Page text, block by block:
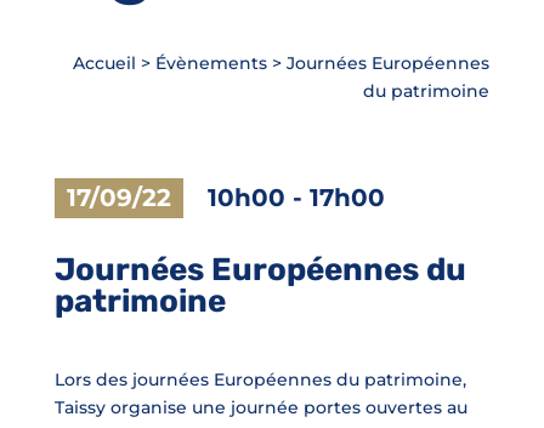
Accueil > Évènements >Journées Européennes
du patrimoine
17/09/22 10h00 - 17h00
Journées Européennes du
patrimoine
Lors des journées Européennes du patrimoine,
Taissy organise une journée portes ouvertes au